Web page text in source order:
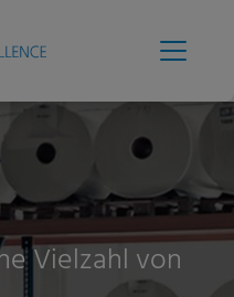
Vielzahl von